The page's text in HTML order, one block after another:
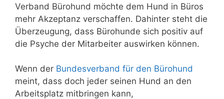
Verband Bürohund möchte dem Hund in Büros
mehr Akzeptanz verschaffen. Dahinter steht die
Überzeugung, dass Bürohunde sich positiv auf
die Psyche der Mitarbeiter auswirken können.
Wenn der Bundesverband für den Bürohund
meint, dass doch jeder seinen Hund an den
Arbeitsplatz mitbringen kann,